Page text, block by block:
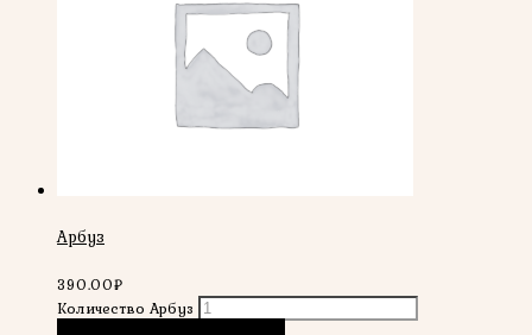
Арбуз
390.00₽
Количество Арбуз